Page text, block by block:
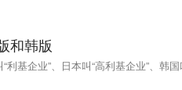
和韩版
基企业”、日本叫“高利基企业”、韩国